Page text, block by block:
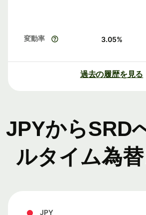
変動率 3.05%
過去の履歴を見る
JPYからSRD
ルタイム為
JPY